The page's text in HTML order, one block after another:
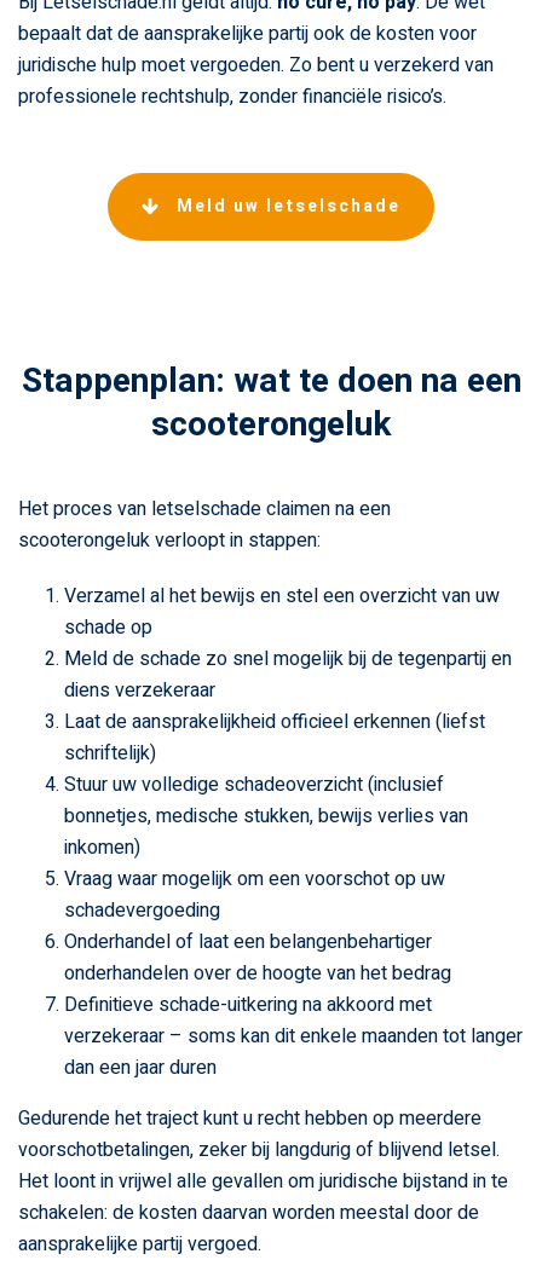
bepaalt dat de aansprakelijke partij ook de kosten voor
juridische hulp moet vergoeden. Zo bent u verzekerd van
professionele rechtshulp, zonder financiële risico’s.
Meld uw letselschade
Stappenplan: wat te doen na een
scooterongeluk
Het proces van letselschade claimen na een
scooterongeluk verloopt in stappen:
Verzamel al het bewijs en stel een overzicht van uw
schade op
Meld de schade zo snel mogelijk bij de tegenpartij en
diens verzekeraar
Laat de aansprakelijkheid officieel erkennen (liefst
schriftelijk)
Stuur uw volledige schadeoverzicht (inclusief
bonnetjes, medische stukken, bewijs verlies van
inkomen)
Vraag waar mogelijk om een voorschot op uw
schadevergoeding
Onderhandel of laat een belangenbehartiger
onderhandelen over de hoogte van het bedrag
Definitieve schade-uitkering na akkoord met
verzekeraar – soms kan dit enkele maanden tot langer
dan een jaar duren
Gedurende het traject kunt u recht hebben op meerdere
voorschotbetalingen, zeker bij langdurig of blijvend letsel.
Het loont in vrijwel alle gevallen om juridische bijstand in te
schakelen: de kosten daarvan worden meestal door de
aansprakelijke partij vergoed.